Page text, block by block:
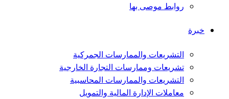
روابط موصى بها
خبرة
التشريعات والممارسات الجمركية
تشريعات وممارسات التجارة الخارجية
التشريعات والممارسات المحاسبية
معاملات الإدارة المالية والتمويل